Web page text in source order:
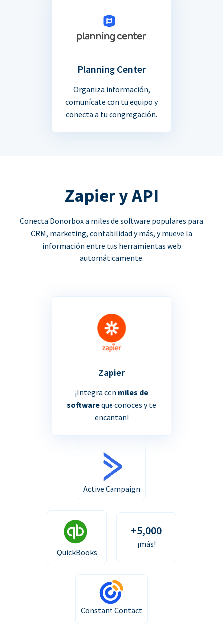
Planning Center
Organiza información,
comunícate con tu equipo y
conecta a tu congregación.
Zapier y API
Conecta Donorbox a miles de software populares para
CRM, marketing, contabilidad y más, y mueve la
información entre tus herramientas web
automáticamente.
Zapier
¡Integra con miles de
softwareque conoces y te
encantan!
Active Campaign
QuickBooks
+5,000
¡más!
Constant Contact